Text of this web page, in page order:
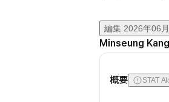
編集 2026年06
Minseung Kang
概要 STAT